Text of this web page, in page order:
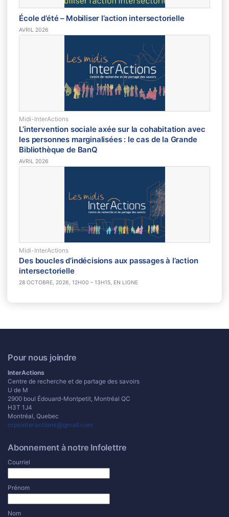
École d’été – Mobiliser l’action intersectorielle
AVRIL 2026
Midi-InterActions
L’intervention sociale axée sur la cohabitation avec
les personnes marginalisées : le cas de la Grande
Bibliothèque de BanQ
AVRIL 2026
Midi-InterActions
Des boucles d’indécisions aux passages à l’action
intersectorielle
28 OCTOBRE, 2026, 12H00 – 13H15, EN LIGNE
Pour nous joindre
InterActions
Centre de recherche et de partage des savoirs
U de M
2900 boul Édouard-Montpetit, Montréal QC
H3T 1J4
Montréal, Quebec
crpsinteractions@gmail.com
Abonnement à notre Infolettre
Courriel
Prénom
Nom